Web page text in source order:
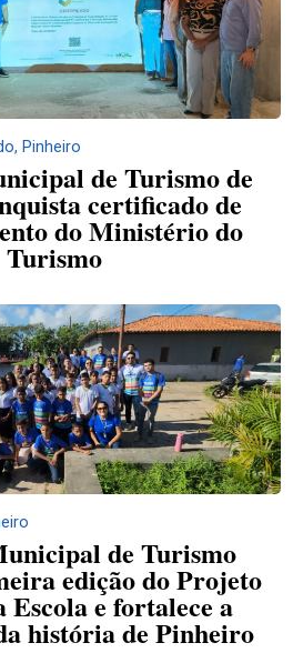
, Pinheiro
de Turismo de
certificado de
do Ministério do
Turismo
de Turismo
edição do Projeto
Escola e fortalece a
história de Pinheiro